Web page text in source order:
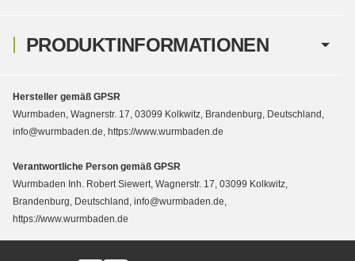
PRODUKTINFORMATIONEN
Hersteller gemäß GPSR
Wurmbaden, Wagnerstr. 17, 03099 Kolkwitz, Brandenburg, Deutschland,
info@wurmbaden.de, https://www.wurmbaden.de
Verantwortliche Person gemäß GPSR
Wurmbaden Inh. Robert Siewert, Wagnerstr. 17, 03099 Kolkwitz,
Brandenburg, Deutschland, info@wurmbaden.de,
https://www.wurmbaden.de